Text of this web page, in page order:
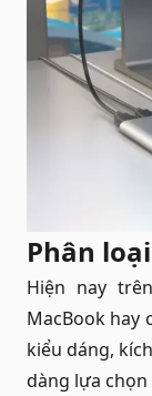
Phân
Hiện nay
MacBook hay
kiểu dáng,
dàng lựa